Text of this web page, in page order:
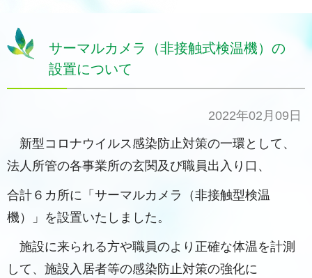
サーマルカメラ（非接触式検温機）の
設置について
2022年02月09日
新型コロナウイルス感染防止対策の一環として、
法人所管の各事業所の玄関及び職員出入り口、
合計６カ所に「サーマルカメラ（非接触型検温
機）」を設置いたしました。
施設に来られる方や職員のより正確な体温を計測
して、施設入居者等の感染防止対策の強化に